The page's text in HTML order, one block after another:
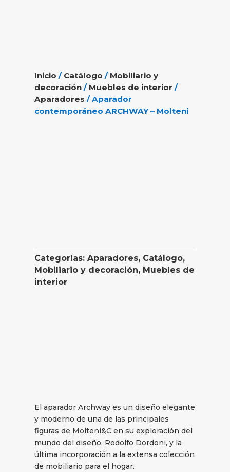
Inicio / Catálogo / Mobiliario y
decoración / Muebles de interior /
Aparadores / Aparador
contemporáneo ARCHWAY – Molteni
Categorías:Aparadores, Catálogo,
Mobiliario y decoración, Muebles de
interior
El aparador Archway es un diseño elegante
y moderno de una de las principales
figuras de Molteni&C en su exploración del
mundo del diseño, Rodolfo Dordoni, y la
última incorporación a la extensa colección
de mobiliario para el hogar.